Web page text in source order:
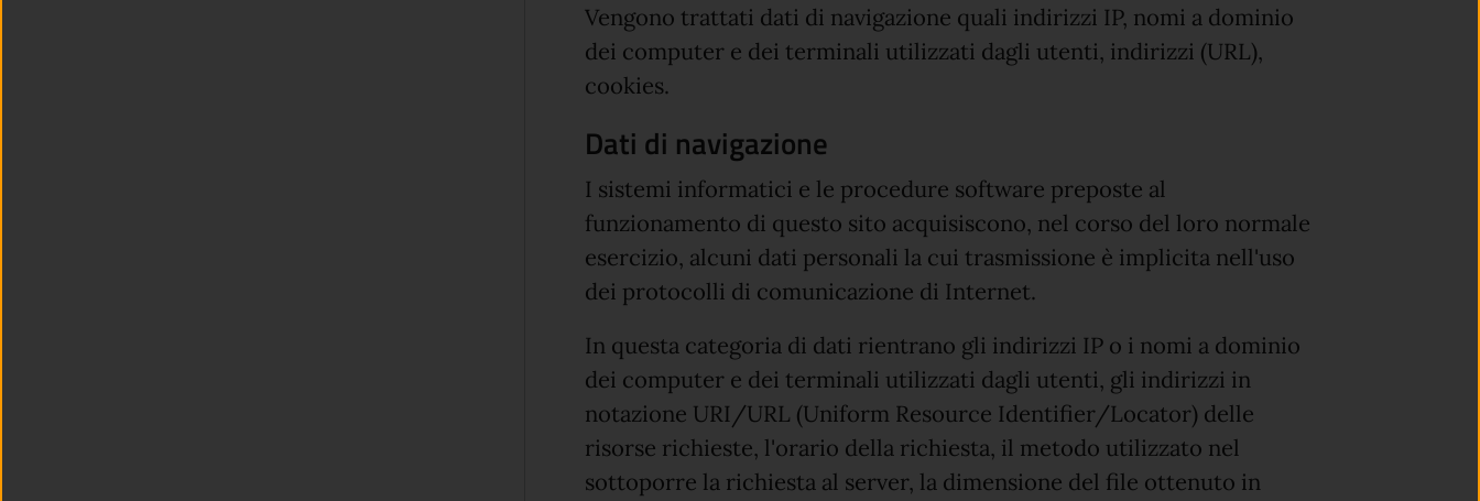
Vengono trattati dati di navigazione quali indirizzi IP, nomi a dominio
dei computer e dei terminali utilizzati dagli utenti, indirizzi (URL),
cookies.
Dati di navigazione
I sistemi informatici e le procedure software preposte al
funzionamento di questo sito acquisiscono, nel corso del loro normale
esercizio, alcuni dati personali la cui trasmissione è implicita nell'uso
dei protocolli di comunicazione di Internet.
In questa categoria di dati rientrano gli indirizzi IP o i nomi a dominio
dei computer e dei terminali utilizzati dagli utenti, gli indirizzi in
notazione URI/URL (Uniform Resource Identifier/Locator) delle
risorse richieste, l'orario della richiesta, il metodo utilizzato nel
sottoporre la richiesta al server, la dimensione del file ottenuto in